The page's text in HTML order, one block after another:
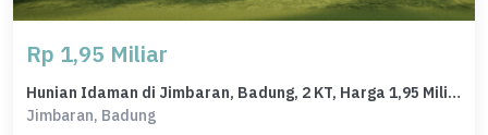
Rp 1,95 Miliar
Hunian Idaman di Jimbaran, Badung, 2 KT, Harga 1,95 Miliar
Jimbaran, Badung